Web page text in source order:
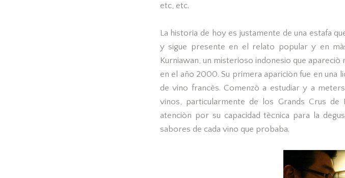
etc, etc.
La historia de hoy es justamente de una estafa
y sigue presente en el relato popular y en
Kurniawan, un misterioso indonesio que
en el año 2000. Su primera apariciòn fue en una
de vino francès. Comenzò a estudiar y a
vinos, particularmente de los Grands Crus
atenciòn por su capacidad tècnica para la
sabores de cada vino que probaba.